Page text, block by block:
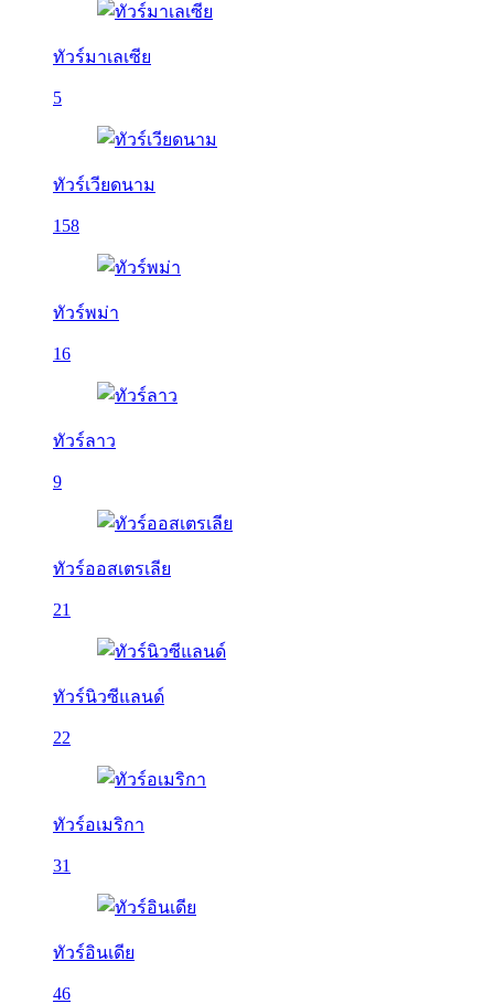
ทัวร์มาเลเซีย
5
ทัวร์เวียดนาม
158
ทัวร์พม่า
16
ทัวร์ลาว
9
ทัวร์ออสเตรเลีย
21
ทัวร์นิวซีแลนด์
22
ทัวร์อเมริกา
31
ทัวร์อินเดีย
46